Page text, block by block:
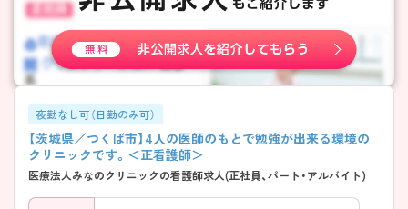
夜勤なし可（日勤のみ可）
【茨城県／つくば市】4人の医師のもとで勉強が出来る環境の
クリニックです。＜正看護師＞
医療法人みなのクリニックの看護師求人(正社員、パート・アルバイト)